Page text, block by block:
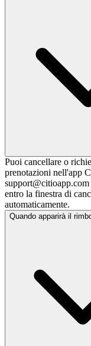
Puoi cancellare o
prenotazioni nell'app
entro la finestra di
automaticamente.
Quando apparirà il